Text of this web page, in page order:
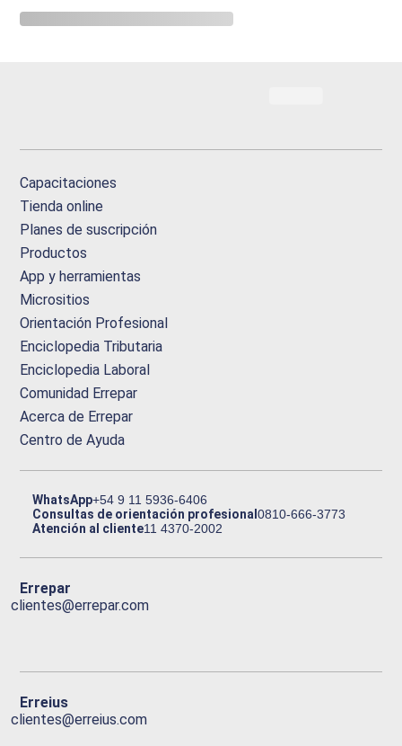
Capacitaciones
Tienda online
Planes de suscripción
Productos
App y herramientas
Micrositios
Orientación Profesional
Enciclopedia Tributaria
Enciclopedia Laboral
Comunidad Errepar
Acerca de Errepar
Centro de Ayuda
WhatsApp+54 9 11 5936-6406
Consultas de orientación profesional0810-666-3773
Atención al cliente11 4370-2002
Errepar
clientes@errepar.com
Erreius
clientes@erreius.com